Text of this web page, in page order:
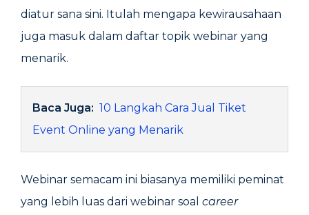
diatur sana sini. Itulah mengapa kewirausahaan
juga masuk dalam daftar topik webinar yang
menarik.
Baca Juga: 10 Langkah Cara Jual Tiket
Event Online yang Menarik
Webinar semacam ini biasanya memiliki peminat
yang lebih luas dari webinar soal career